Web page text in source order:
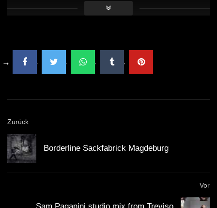
Er hat mit Künstlern wie
Seine Musik vereint verschiedene Genres und ist
oft von emotionalen Themen geprägt.
Kritische Analyse:
Herausforderungen und
Kontroversen
Trotz seines Erfolgs ist Steve Angello nicht ohne Kritik.
Zurück
Borderline Sackfabrick Magdeburg
Vor